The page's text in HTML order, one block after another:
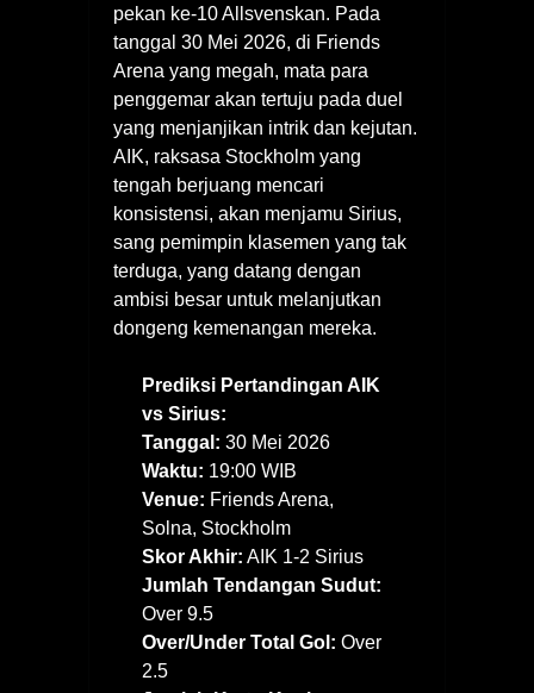
pekan ke-10 Allsvenskan. Pada
tanggal 30 Mei 2026, di Friends
Arena yang megah, mata para
penggemar akan tertuju pada duel
yang menjanjikan intrik dan kejutan.
AIK, raksasa Stockholm yang
tengah berjuang mencari
konsistensi, akan menjamu Sirius,
sang pemimpin klasemen yang tak
terduga, yang datang dengan
ambisi besar untuk melanjutkan
dongeng kemenangan mereka.
Prediksi Pertandingan AIK
vs Sirius:
Tanggal: 30 Mei 2026
Waktu: 19:00 WIB
Venue: Friends Arena,
Solna, Stockholm
Skor Akhir: AIK 1-2 Sirius
Jumlah Tendangan Sudut:
Over 9.5
Over/Under Total Gol: Over
2.5